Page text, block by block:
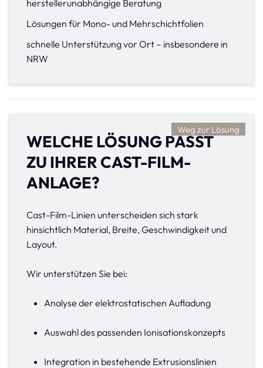
herstellerunabhängige Beratung
Lösungen für Mono- und Mehrschichtfolien
schnelle Unterstützung vor Ort – insbesondere in
NRW
Weg zur Lösung
WELCHE LÖSUNG PASST
ZU IHRER CAST-FILM-
ANLAGE?
Cast-Film-Linien unterscheiden sich stark
hinsichtlich Material, Breite, Geschwindigkeit und
Layout.
Wir unterstützen Sie bei:
Analyse der elektrostatischen Aufladung
Auswahl des passenden Ionisationskonzepts
Integration in bestehende Extrusionslinien